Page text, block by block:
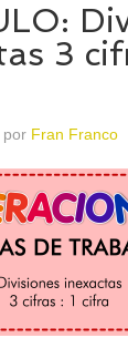
3
por Fran Franco